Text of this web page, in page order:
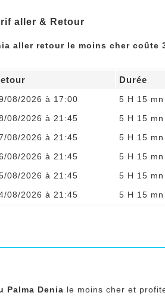
aller & Retour
aller retour le moins cher coûte
Durée
08/2026 à 17:00 5 H 15 mn
08/2026 à 21:45 5 H 15 mn
08/2026 à 21:45 5 H 15 mn
08/2026 à 21:45 5 H 15 mn
08/2026 à 21:45 5 H 15 mn
08/2026 à 21:45 5 H 15 mn
Palma Denia le moins cher et